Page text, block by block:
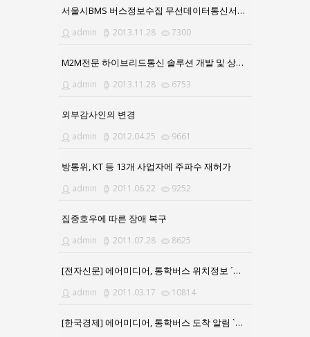
서울시BMS 버스정보수집 무선데이터통신서비스 연장 계약
admin 2013.11.28 7300
M2M전문 하이브리드통신 솔루션 개발 및 상용화 성공
admin 2013.11.28 6753
외부감사인의 변경
admin 2012.04.25 9661
방통위, KT 등 13개 사업자에 주파수 재허가
admin 2011.06.22 9252
집중호우에 따른 장애 복구
admin 2011.07.28 8625
[전자신문] 에어미디어, 통학버스 위치정보 ´키즈버스 알리미´ 출시
admin 2011.03.17 10814
[한국경제] 에어미디어, 통학버스 도착 알림 `키즈버스알리미`